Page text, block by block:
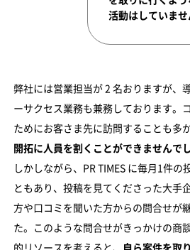
活動はしていませ
弊社には営業担当が 2 名おりますが、
ーサクセス業務も兼務しております。
ためにお客さま先に訪問することも多
開拓に人員を割くことができませんでし
しかしながら、PR TIMES に毎月1件の
ともあり、投稿を見てくださった大手
方や口コミを聞いた方からの問合せが
た。このような問合せがきっかけの商
的リソースを考えると、
自ら案件を取